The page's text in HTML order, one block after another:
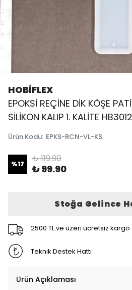
HOBİFLEX
EPOKSİ REÇİNE DİK KÖŞE
SİLİKON KALIP 1. KALİTE
Ürün Kodu: EPKS-RCN-VL-KS
%17 ₺ 119.90
₺ 99.90
Stoğa Gelince
2500 TL ve üzeri ücretsiz kargo
Teknik Destek Hattı
Ürün Açıklaması